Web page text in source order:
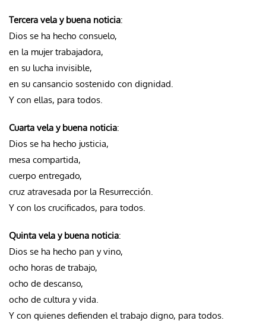
Tercera vela y buena noticia:
Dios se ha hecho consuelo,
en la mujer trabajadora,
en su lucha invisible,
en su cansancio sostenido con dignidad.
Y con ellas, para todos.
Cuarta vela y buena noticia:
Dios se ha hecho justicia,
mesa compartida,
cuerpo entregado,
cruz atravesada por la Resurrección.
Y con los crucificados, para todos.
Quinta vela y buena noticia:
Dios se ha hecho pan y vino,
ocho horas de trabajo,
ocho de descanso,
ocho de cultura y vida.
Y con quienes defienden el trabajo digno, para todos.